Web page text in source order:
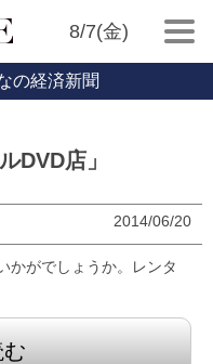
8/7(金)
の経済新聞
DVD店」
2014/06/20
かがでしょうか。レンタ